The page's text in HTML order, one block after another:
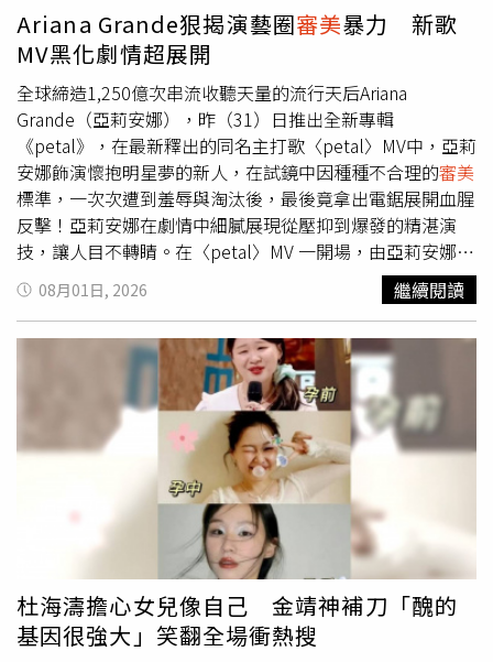
論。照片除了在社群平台瘋傳，其中一張更累積超過2.3萬
人按讚、突破2千則留言，人氣遠高於其他工作照片。隨著
照片持續發酵，網友看法也明顯分成兩派。支持者認為，她
只是展現個人風格，並未影響工作，紛紛留言表示「媽媽真
的很漂亮」「很喜歡這種打扮」「能自在呈現自己很棒」
「只要沒有影響別人就沒有問題」，甚至有人詢問她是否有
經營TikTok，希望能追蹤她的日常分享。女公務員表示，照
片僅調整亮度遮掩疲態，並非刻意修圖或濃妝，引發外界誤
會。（圖／翻攝自臉書，Amarin News）但另一派則認為，
公務員代表政府形象，在正式會議場合仍應考量整體服儀是
否符合專業形象，認為妝容略顯濃烈，進而引發一場關於
「職場妝容是否應有限度」的討論。面對外界議論，當事人
首先在地方政府官方貼文留言澄清，表示不少人誤以為她刻
意化了濃妝，其實照片只是稍微調高亮度，希望遮掩最近因
工作繁忙而出現的疲態與細紋。她還笑著表示，原本就在想
大家是否能看出照片有經過後製，如今看到不少人一眼就發
現，「大家真的都很厲害」。然而，隨著批評留言越來越
多，她之後又透過個人臉書發文，正面回應爭議。她表示，
自己始終無法理解，為什麼有人會認為化妝就是一件錯誤的
事情，更質疑部分網友特地跑到政府機關粉絲專頁留言批評
她的外貌。她強調，官方粉絲專頁存在的目的，是向民眾公
開政府施政成果與工作內容，而不是提供他人評論公務員外
貌的地方。她也直言，不喜歡她的妝容，大可選擇不要看，
沒有必要要求別人改變自己的生活方式。對於有人留言要求
她不要化妝，甚至規定她不能畫下睫毛，她更忍不住反問：
Ariana Grande狠揭演藝圈審美暴力 新歌
MV黑化劇情超展開
全球締造1,250億次串流收聽天量的流行天后Ariana
Grande（亞莉安娜），昨（31）日推出全新專輯
《petal》，在最新釋出的同名主打歌〈petal〉MV中，亞莉
安娜飾演懷抱明星夢的新人，在試鏡中因種種不合理的審美
標準，一次次遭到羞辱與淘汰後，最後竟拿出電鋸展開血腥
反擊！亞莉安娜在劇情中細膩展現從壓抑到爆發的精湛演
技，讓人目不轉睛。在〈petal〉MV 一開場，由亞莉安娜飾
演的Pepper以一身優雅的打扮去參加試鏡，但在試唱幾句
後，評審卻冷酷寫下「聲音甜美，但毫無特色」的評語將其
刷掉。接著Pepper以俐落成熟的黑色褲裝與紅唇再次上
陣，並大膽與評審互動，卻僅得到「妝太濃、毫無性感魅
力，應該去進廠維修」的苛刻回應；而當她迎合評審意見去
隆乳、換上低胸洋裝三度登場時，卻又被嘲諷「整型整過
頭，看起來太想紅」。直到第四次試鏡，評審當面指責她給
人的感覺太過虛假，甚至表示懷念她以前的樣子，要她找回
初心後再來參加一次。Pepper 先是以僵笑回應表示感謝，
沒想到畫面一轉，她竟拔出電鋸直接將所有評審滅口，被噴
得滿身是血的她走出房間，其他等候試鏡的人見狀紛紛報以
歡呼與掌聲，最後更以意想不到的方式收尾。亞莉安娜坦言
這張專輯對她而言極具實驗性，也與過往作品截然不同。她
透露這次是從一種平常不太會觸及的情緒狀態出發創作，她
解釋：「那是一種『毫不修飾的憤怒』，我想我們每個人有
08月01日, 2026 繼續閱讀
杜海濤擔心女兒像自己 金靖神補刀「醜的
基因很強大」笑翻全場衝熱搜